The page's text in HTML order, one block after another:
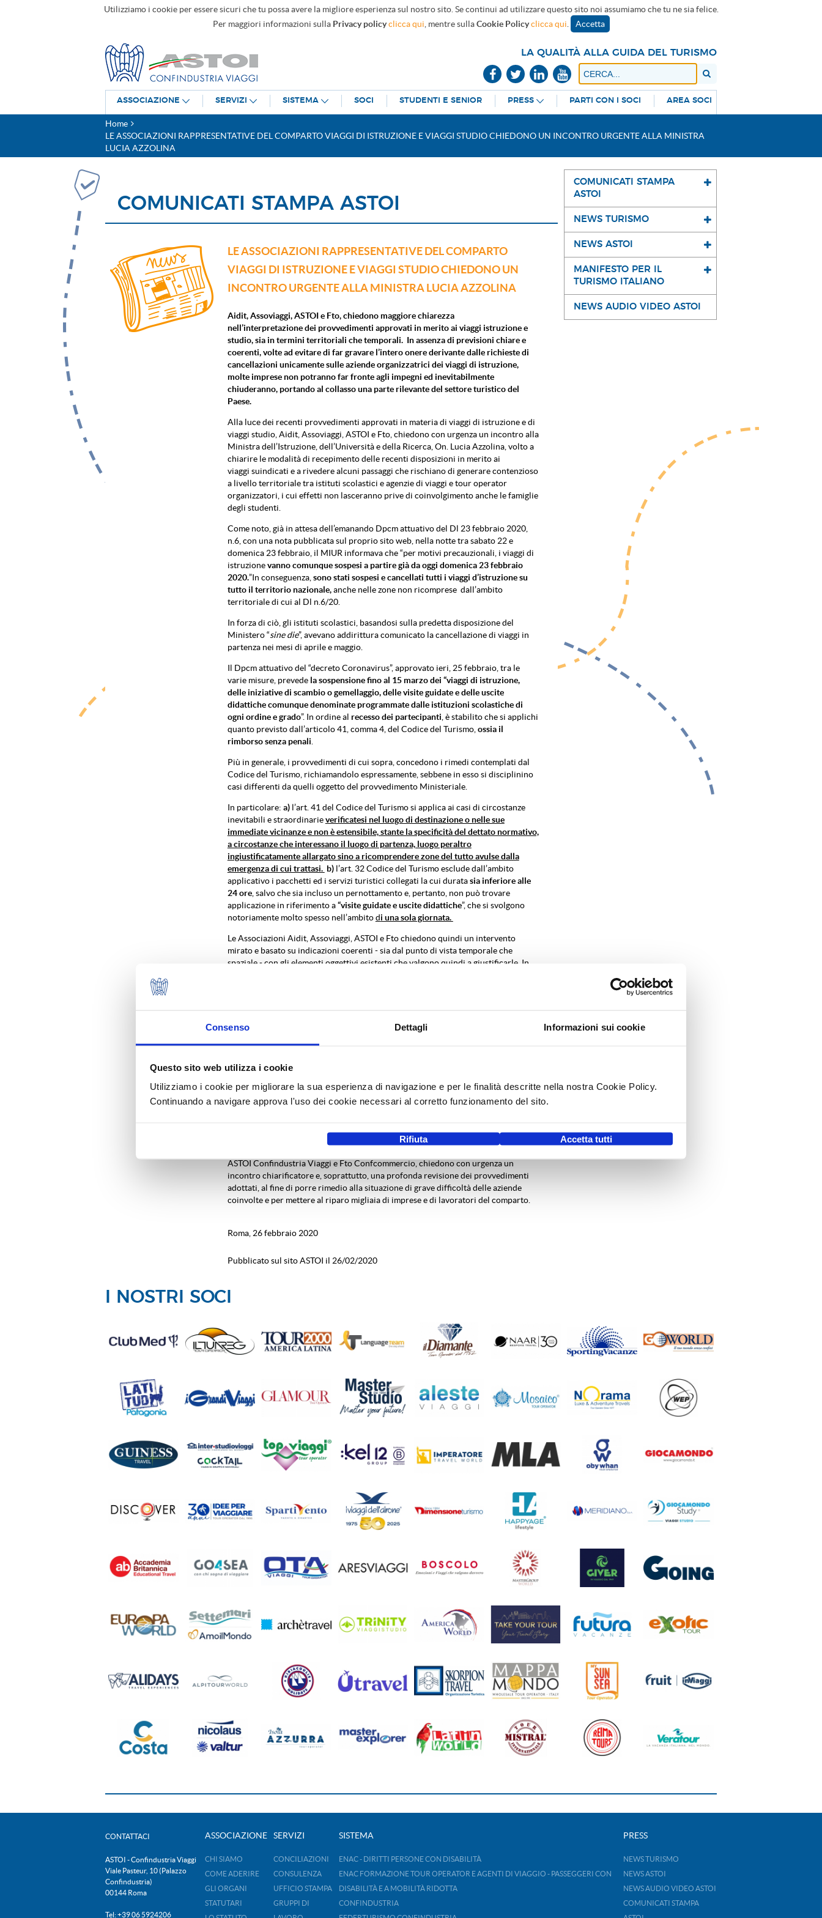
Consenso Dettagli Informazioni sui cookie
Questo sito web utilizza i cookie
Utilizziamo i cookie per migliorare la sua esperienza di navigazione e per le finalità descritte nella nostra Cookie Policy.
Continuando a navigare approva l'uso dei cookie necessari al corretto funzionamento del sito.
Rifiuta Accetta tutti
Utilizziamo i cookie per essere sicuri che tu possa avere la migliore esperienza sul nostro sito. Se continui ad utilizzare questo sito noi assumiamo che tu ne sia felice.
Per maggiori informazioni sulla Privacy policy clicca qui , mentre sullaCookie Policy clicca qui Accetta
LA QUALITÀ ALLA GUIDA DEL TURISMO
ASSOCIAZIONE SERVIZI SISTEMA SOCI STUDENTI E SENIOR PRESS PARTI CON I SOCI AREA SOCI
Home
LE ASSOCIAZIONI RAPPRESENTATIVE DEL COMPARTO VIAGGI DI ISTRUZIONE E VIAGGI STUDIO CHIEDONO UN INCONTRO URGENTE ALLA MINISTRA
LUCIA AZZOLINA
COMUNICATI STAMPA ASTOI
LE ASSOCIAZIONI RAPPRESENTATIVE DEL COMPARTO
VIAGGI DI ISTRUZIONE E VIAGGI STUDIO CHIEDONO UN
INCONTRO URGENTE ALLA MINISTRA LUCIA AZZOLINA
Aidit, Assoviaggi, ASTOI e Fto, chiedono maggiore chiarezza
nell’interpretazione dei provvedimenti approvati in merito ai viaggi istruzione e
studio, sia in termini territoriali che temporali. In assenza di previsioni chiare e
coerenti, volte ad evitare di far gravare l’intero onere derivante dalle richieste di
cancellazioni unicamente sulle aziende organizzatrici dei viaggi di istruzione,
molte imprese non potranno far fronte agli impegni ed inevitabilmente
chiuderanno, portando al collasso una parte rilevante del settore turistico del
Paese.
Alla luce dei recenti provvedimenti approvati in materia di viaggi di istruzione e di
viaggi studio, Aidit, Assoviaggi, ASTOI e Fto, chiedono con urgenza un incontro alla
Ministra dell’Istruzione, dell’Università e della Ricerca, On. Lucia Azzolina, volto a
chiarire le modalità di recepimento delle recenti disposizioni in merito ai
viaggi suindicati e a rivedere alcuni passaggi che rischiano di generare contenzioso
a livello territoriale tra istituti scolastici e agenzie di viaggi e tour operator
organizzatori, i cui effetti non lasceranno prive di coinvolgimento anche le famiglie
degli studenti.
Come noto, già in attesa dell’emanando Dpcm attuativo del Dl 23 febbraio 2020,
n.6, con una nota pubblicata sul proprio sito web, nella notte tra sabato 22 e
domenica 23 febbraio, il MIUR informava che “per motivi precauzionali, i viaggi di
istruzionevanno comunque sospesi a partire già da oggi domenica 23 febbraio
2020.”In conseguenza, sono stati sospesi e cancellati tutti i viaggi d’istruzione su
tutto il territorio nazionale,anche nelle zone non ricomprese dall’ambito
territoriale di cui al Dl n.6/20.
In forza di ciò, gli istituti scolastici, basandosi sulla predetta disposizione del
Ministero “sine die”, avevano addirittura comunicato la cancellazione di viaggi in
partenza nei mesi di aprile e maggio.
Il Dpcm attuativo del “decreto Coronavirus”, approvato ieri, 25 febbraio, tra le
varie misure, prevede la sospensione fino al 15 marzo dei “viaggi di istruzione,
delle iniziative di scambio o gemellaggio, delle visite guidate e delle uscite
didattiche comunque denominate programmate dalle istituzioni scolastiche di
ogni ordine e grado”. In ordine al recesso dei partecipanti , è stabilito che si applichi
quanto previsto dall’articolo 41, comma 4, del Codice del Turismo, ossia il
rimborso senza penali
Più in generale, i provvedimenti di cui sopra, concedono i rimedi contemplati dal
Codice del Turismo, richiamandolo espressamente, sebbene in esso si disciplinino
casi differenti da quelli oggetto del provvedimento Ministeriale.
In particolare: a)l’art. 41 del Codice del Turismo si applica ai casi di circostanze
inevitabili e straordinarieverificatesi nel luogo di destinazione o nelle sue
immediate vicinanze e non è estensibile, stante la specificità del dettato normativo,
a circostanze che interessano il luogo di partenza, luogo peraltro
ingiustificatamente allargato sino a ricomprendere zone del tutto avulse dalla
emergenza di cui trattasi. b)l’art. 32 Codice del Turismo esclude dall’ambito
applicativo i pacchetti ed i servizi turistici collegati la cui duratasia inferiore alle
24 ore, salvo che sia incluso un pernottamento e, pertanto, non può trovare
applicazione in riferimento a“visite guidate e uscite didattiche”, che si svolgono
notoriamente molto spesso nell’ambitodi una sola giornata.
Le Associazioni Aidit, Assoviaggi, ASTOI e Fto chiedono quindi un intervento
mirato e basato su indicazioni coerenti - sia dal punto di vista temporale che
spaziale - con gli elementi oggettivi esistenti che valgono quindi a giustificarle. In
compromesso, nel caso specifico del settore dell’industria del turismo, da valanghe
di organizzazione.
In assenza di previsioni chiare e coerenti, volte ad evitare di far gravare l’intero
onere derivante dalle richieste di cancellazioni – anche nei casi in cui le stesse non
sarebbero legittime - unicamente sulle aziende organizzatrici dei viaggi di
istruzione, molte aziende non potranno far fronte agli impegni ed inevitabilmente
ASTOI Confindustria Viaggi e Fto Confcommercio, chiedono con urgenza un
incontro chiarificatore e, soprattutto, una profonda revisione dei provvedimenti
adottati, al fine di porre rimedio alla situazione di grave difficoltà delle aziende
coinvolte e per mettere al riparo migliaia di imprese e di lavoratori del comparto.
Roma, 26 febbraio 2020
Pubblicato sul sito ASTOI il 26/02/2020
COMUNICATI STAMPA
ASTOI
NEWS TURISMO
NEWS ASTOI
MANIFESTO PER IL
TURISMO ITALIANO
NEWS AUDIO VIDEO ASTOI
I NOSTRI SOCI
CONTATTACI
ASTOI - Confindustria Viaggi
Viale Pasteur, 10 (Palazzo
Confindustria)
00144 Roma
Tel: +39 06 5924206
ASSOCIAZIONE
CHI SIAMO
COME ADERIRE
GLI ORGANI
STATUTARI
SERVIZI
CONCILIAZIONI
CONSULENZA
UFFICIO STAMPA
GRUPPI DI
SISTEMA
ENAC - DIRITTI PERSONE CON DISABILITÀ
ENAC FORMAZIONE TOUR OPERATOR E AGENTI DI VIAGGIO - PASSEGGERI CON
DISABILITÀ E A MOBILITÀ RIDOTTA
CONFINDUSTRIA
PRESS
NEWS TURISMO
NEWS ASTOI
NEWS AUDIO VIDEO ASTOI
COMUNICATI STAMPA